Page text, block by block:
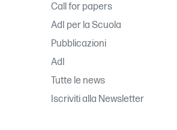
Call for papers
AdI per la Scuola
Pubblicazioni
AdI
Tutte le news
Iscriviti alla Newsletter